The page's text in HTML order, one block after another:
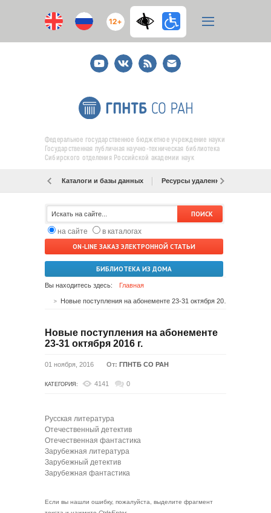
12+
YoutubeВКонтакте
RSS
E-
mail
подписка
Федеральное государственное бюджетное учреждение науки
Государственная публичная научно-техническая библиотека
Сибирского отделения Российской академии наук
Каталоги и базы данных Ресурсы удаленного доступа
на сайте
в каталогах
ON-LINE ЗАКАЗ ЭЛЕКТРОННОЙ СТАТЬИ
БИБЛИОТЕКА ИЗ ДОМА
Вы находитесь здесь: Главная
Новые поступления на абонементе
23-31 октября 2016 г.
01 ноября, 2016 От: ГПНТБ СО РАН
КАТЕГОРИЯ: 4141 0
Русская литература
Отечественный детектив
Отечественная фантастика
Зарубежная литература
Зарубежный детектив
Зарубежная фантастика
Если вы нашли ошибку, пожалуйста, выделите фрагмент